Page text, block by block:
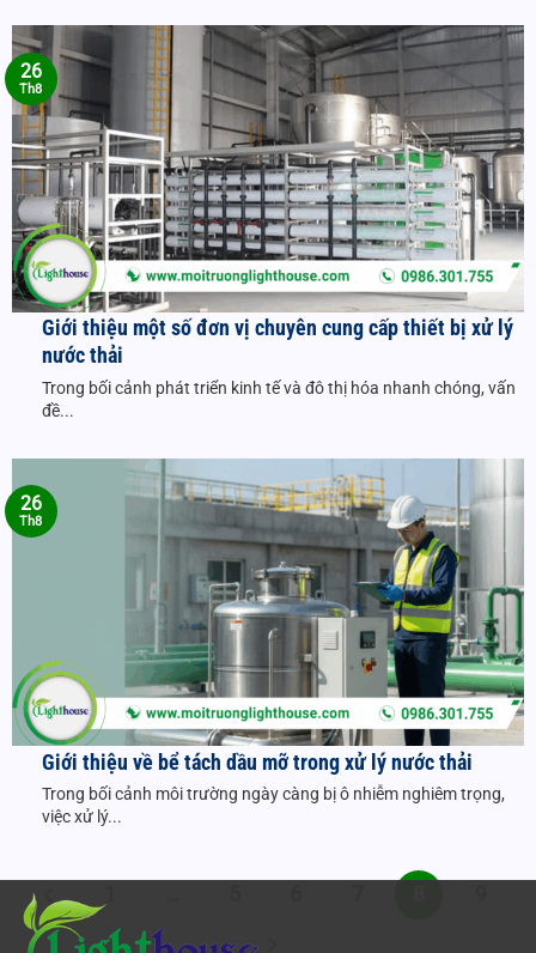
Giới thiệu một số đơn vị chuyên cung cấp thiết bị xử lý
nước thải
Trong bối cảnh phát triển kinh tế và đô thị hóa nhanh chóng, vấn
đề...
26
Th8
Giới thiệu về bể tách dầu mỡ trong xử lý nước thải
Trong bối cảnh môi trường ngày càng bị ô nhiễm nghiêm trọng,
việc xử lý...
26
Th8